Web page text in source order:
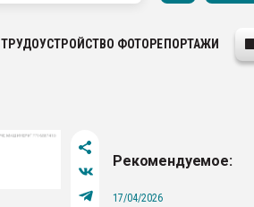
ТРУДОУСТРОЙСТВО ФОТОРЕПОРТАЖИ
Рекомендуемое:
17/04/2026